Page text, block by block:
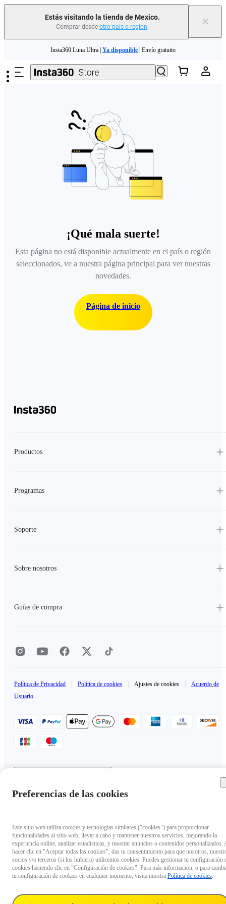
Estás visitando la tienda de Mexico.
Comprar desde otro país o región. ×
Insta360 Luna Ultra | Ya disponible | Envío gratuito
Insta360 Luna Ultra | | Envío gratuito
¡Qué mala suerte!
Esta página no está disponible actualmente en el país o región
seleccionados, ve a nuestra página principal para ver nuestras
novedades.
Página de inicio
Productos
Programas
Soporte
Sobre nosotros
Guías de compra
Política de Privacidad Política de cookies Ajustes de cookies
Acuerdo de
Usuario
Preferencias de las cookies
Este sitio web utiliza cookies y tecnologías similares ("cookies") para proporcionar
funcionalidades al sitio web, llevar a cabo y mantener nuestros servicios, mejorando la
experiencia online, analizar estadísticas, y mostrar anuncios o contenidos personalizados.
hacer clic en "Aceptar todas las cookies", das tu consentimiento para que nosotros,
socios y/o terceros (si los hubiera) utilicemos cookies. Puedes gestionar tu configuración
cookies haciendo clic en "Configuración de cookies". Para más información, o para
tu configuración de cookies en cualquier momento, visita nuestra Política de cookies.